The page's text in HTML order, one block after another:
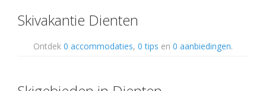
Skivakantie Dienten
Ontdek 0 accommodaties, 0 tips en 0 aanbiedingen.